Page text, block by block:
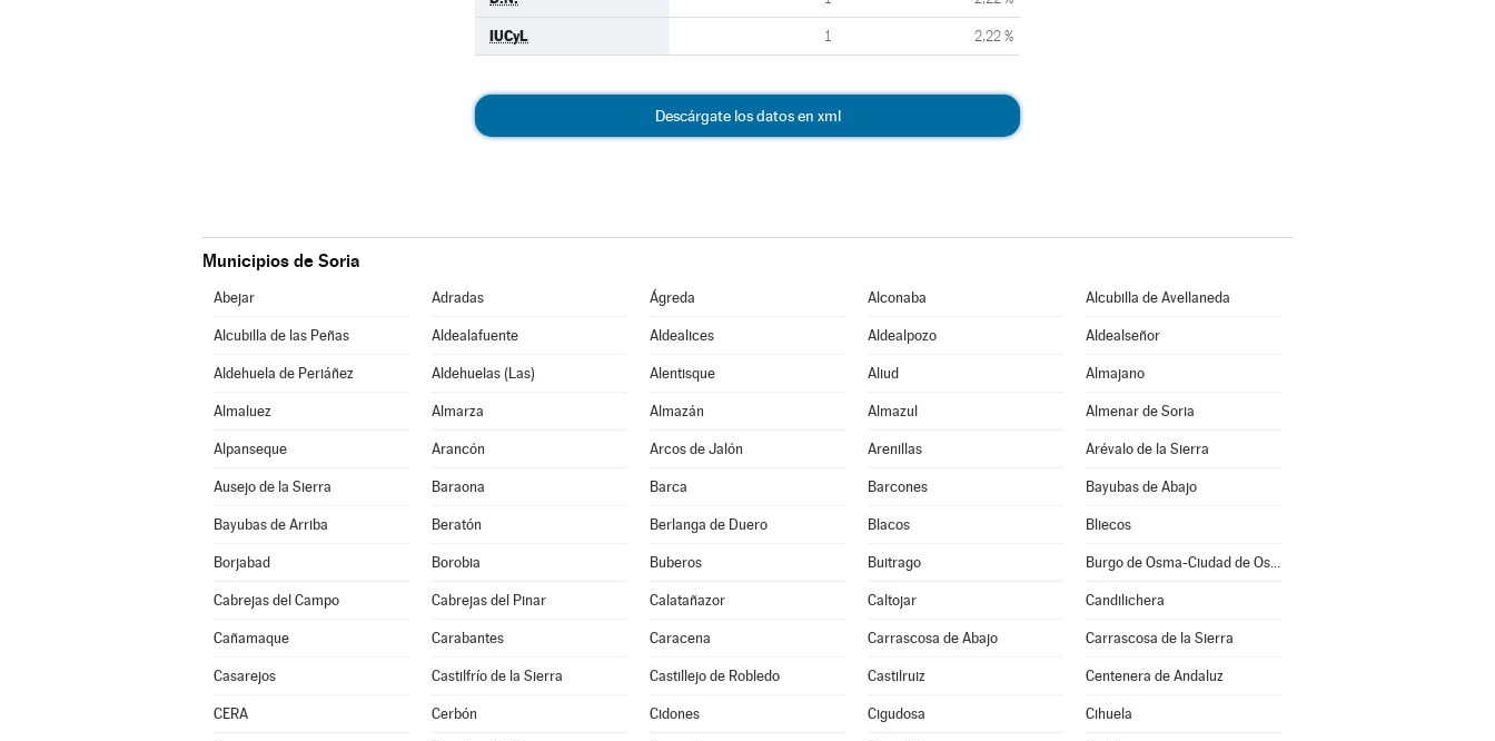
IUCyL 1 2,22 %
Descárgate los datos en xml
Municipios de Soria
Abejar Adradas Ágreda Alconaba Alcubilla de Avellaneda
Alcubilla de las Peñas Aldealafuente Aldealices Aldealpozo Aldealseñor
Aldehuela de Periáñez Aldehuelas (Las) Alentisque Aliud Almajano
Almaluez Almarza Almazán Almazul Almenar de Soria
Alpanseque Arancón Arcos de Jalón Arenillas Arévalo de la Sierra
Ausejo de la Sierra Baraona Barca Barcones Bayubas de Abajo
Bayubas de Arriba Beratón Berlanga de Duero Blacos Bliecos
Borjabad Borobia Buberos Buitrago Burgo de Osma-Ciudad de Osma
Cabrejas del Campo Cabrejas del Pinar Calatañazor Caltojar Candilichera
Cañamaque Carabantes Caracena Carrascosa de Abajo Carrascosa de la Sierra
Casarejos Castilfrío de la Sierra Castillejo de Robledo Castilruiz Centenera de Andaluz
CERA Cerbón Cidones Cigudosa Cihuela